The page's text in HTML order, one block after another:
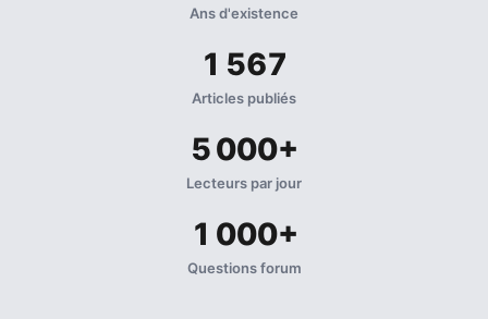
Ans d'existence
1 567
Articles publiés
5 000+
Lecteurs par jour
1 000+
Questions forum